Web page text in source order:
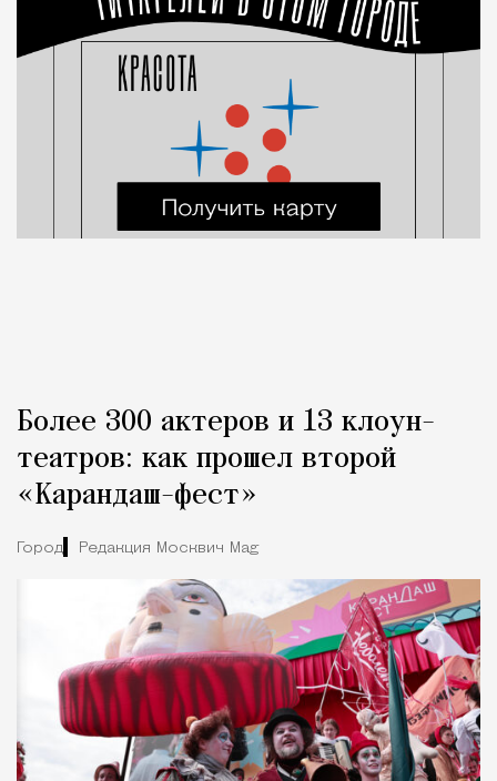
Более 300 актеров и 13 клоун-
театров: как прошел второй
«Карандаш-фест»
Город Редакция Москвич Mag